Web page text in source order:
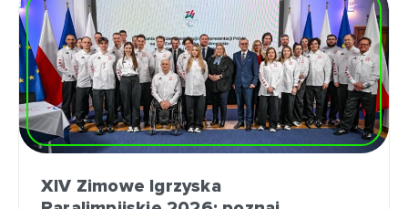
XIV Zimowe Igrzyska